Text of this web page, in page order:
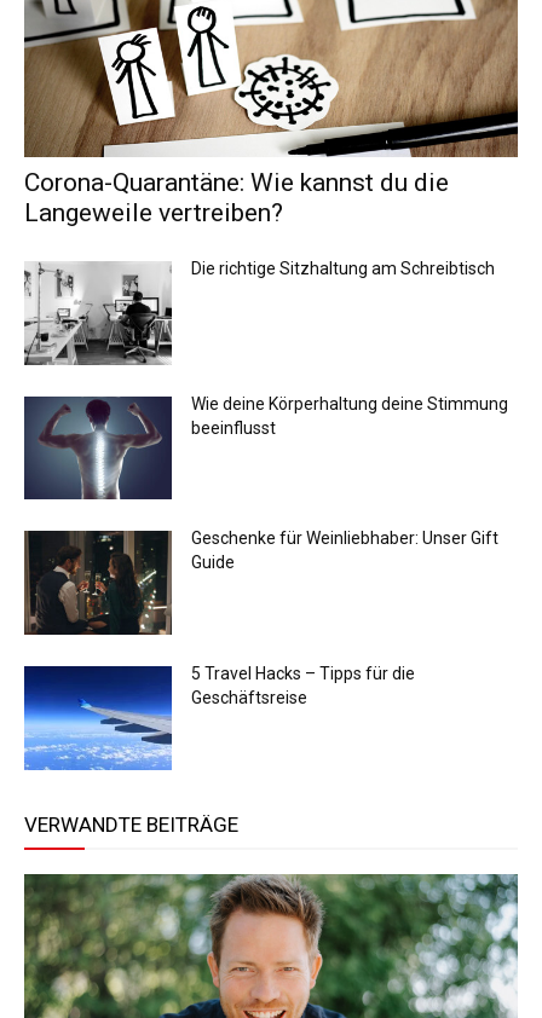
Corona-Quarantäne: Wie kannst du die
Langeweile vertreiben?
Die richtige Sitzhaltung am Schreibtisch
Wie deine Körperhaltung deine Stimmung
beeinflusst
Geschenke für Weinliebhaber: Unser Gift
Guide
5 Travel Hacks – Tipps für die
Geschäftsreise
VERWANDTE BEITRÄGE